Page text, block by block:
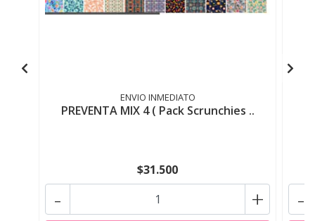
ENVIO INMEDIATO
PREVENTA MIX 4 ( Pack Scrunchies ..
$31.500
+
- -